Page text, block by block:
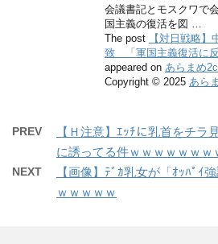
会議書記とモスクワで
国主義の復活を図 …
The post
【対日戦略
致 「軍国主義復活に
appeared on あらまめ
Copyright © 2025 あら
PREV
【Ｈ注意】ｴｯﾁに乳首をチラ
に誘ってる件ｗｗｗｗｗｗｗ
NEXT
【画像】ﾃﾞｶ乳女が「ｵｯﾊﾟｲ
ｗｗｗｗｗ